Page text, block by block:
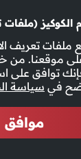
المزيد
(ملفات
ملفات تعريف
موقعنا. من
توافق على
في سياسة
موافق